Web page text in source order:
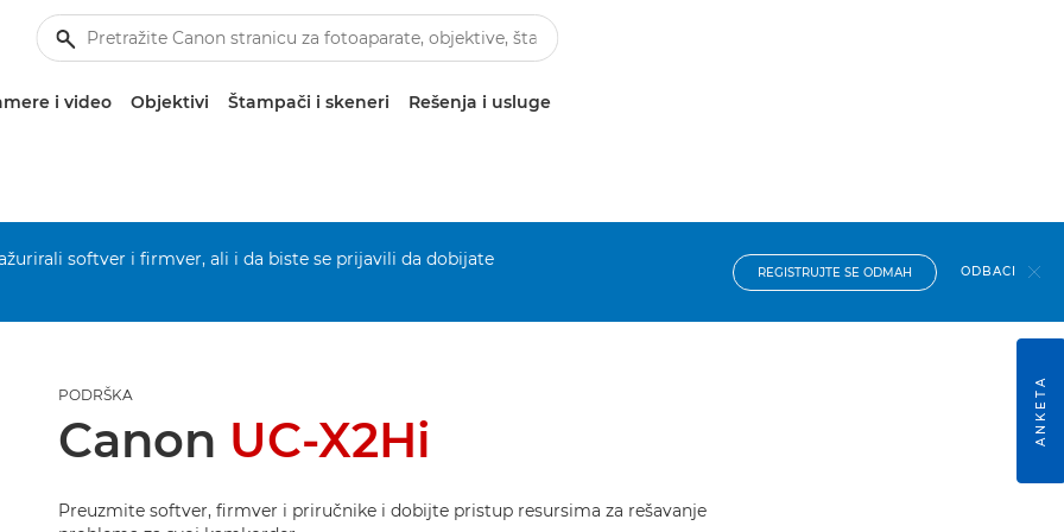
i video Objektivi Štampači i skeneri Rešenja i usluge
softver i firmver, ali i da biste se prijavili da dobijate
REGISTRUJTE SE ODMAH ODBACI
PODRŠKA
Canon UC-X2Hi
Preuzmite softver, firmver i priručnike i dobijte pristup resursima za rešavanje
ANKETA